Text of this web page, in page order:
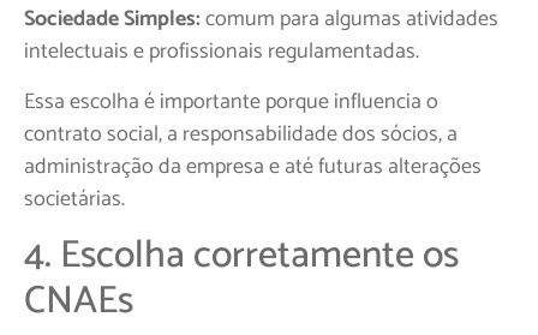
Sociedade Simples:comum para algumas atividades
intelectuais e profissionais regulamentadas.
Essa escolha é importante porque influencia o
contrato social, a responsabilidade dos sócios, a
administração da empresa e até futuras alterações
societárias.
4. Escolha corretamente os
CNAEs